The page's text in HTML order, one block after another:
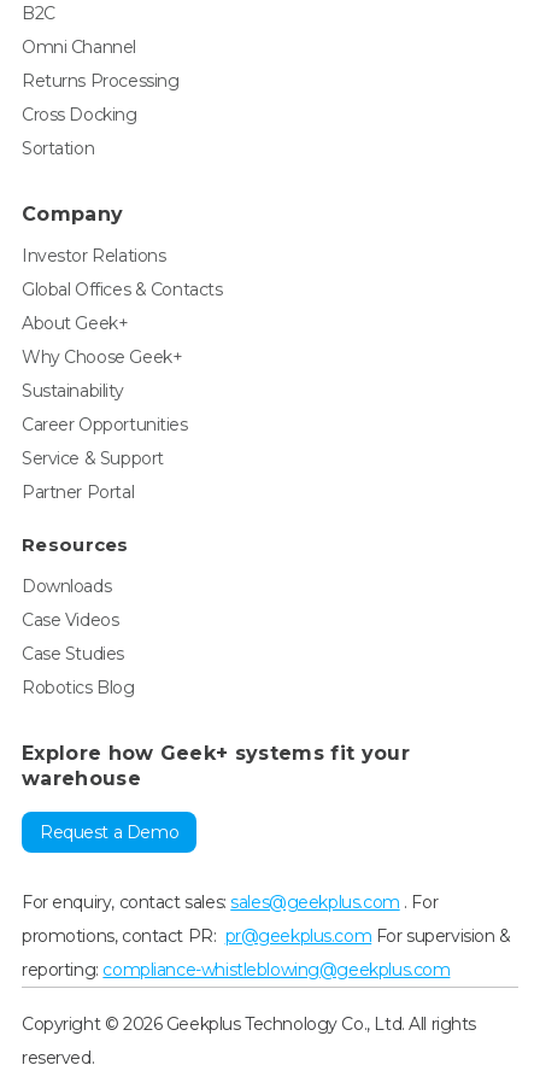
B2C
Omni Channel
Returns Processing
Cross Docking
Sortation
Company
Investor Relations
Global Offices & Contacts
About Geek+
Why Choose Geek+
Sustainability
Career Opportunities
Service & Support
Partner Portal
Resources
Downloads
Case Videos
Case Studies
Robotics Blog
Explore how Geek+ systems fit your
warehouse
Request a Demo
For enquiry, contact sales:sales@geekplus.com . For
promotions, contact PR: pr@geekplus.com For supervision &
reporting: compliance-whistleblowing@geekplus.com
Copyright © 2026 Geekplus Technology Co., Ltd. All rights
reserved.